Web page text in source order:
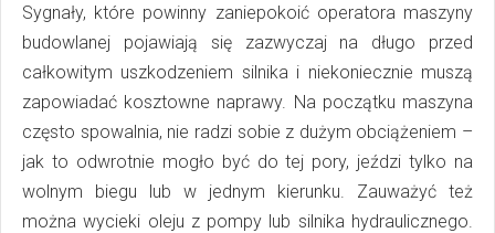
Sygnały, które powinny zaniepokoić operatora maszyny
budowlanej pojawiają się zazwyczaj na długo przed
całkowitym uszkodzeniem silnika i niekoniecznie muszą
zapowiadać kosztowne naprawy. Na początku maszyna
często spowalnia, nie radzi sobie z dużym obciążeniem –
jak to odwrotnie mogło być do tej pory, jeździ tylko na
wolnym biegu lub w jednym kierunku. Zauważyć też
można wycieki oleju z pompy lub silnika hydraulicznego.